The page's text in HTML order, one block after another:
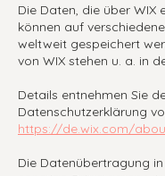
Die Daten, die über WIX
können auf
weltweit gespeichert
von WIX stehen u. a. in
Details entnehmen Sie
Datenschutzerklärung
https://de.wix.com/
Die Datenübertragung in